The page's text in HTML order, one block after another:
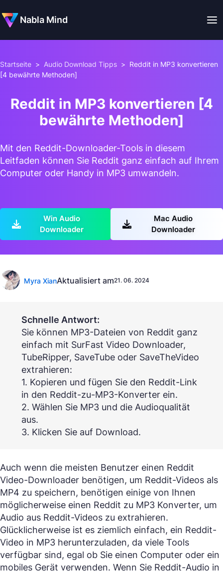
Nabla Mind
Startseite > Audio Download Tipps > Reddit in MP3 konvertieren
[4 bewährte Methoden]
Reddit in MP3 konvertieren [4
bewährte Methoden]
Mit den Reddit-Downloader-Tools in diesem
Leitfaden können Sie Reddit ganz einfach auf Ihrem
Computer oder Handy in MP3 umwandeln.
Win Audio
Downloader
Mac Audio
Downloader
Myra XianAktualisiert am21. 06. 2024
Schnelle Antwort:
Sie können MP3-Dateien von Reddit ganz
einfach mit SurFast Video Downloader,
TubeRipper, SaveTube oder SaveTheVideo
extrahieren:
1. Kopieren und fügen Sie den Reddit-Link
in den Reddit-zu-MP3-Konverter ein.
2. Wählen Sie MP3 und die Audioqualität
aus.
3. Klicken Sie auf Download.
Auch wenn die meisten Benutzer einen Reddit
Video-Downloader benötigen, um Reddit-Videos als
MP4 zu speichern, benötigen einige von Ihnen
möglicherweise einen Reddit zu MP3 Konverter, um
Audio aus Reddit-Videos zu extrahieren.
Glücklicherweise ist es ziemlich einfach, ein Reddit-
Video in MP3 herunterzuladen, da viele Tools
verfügbar sind, egal ob Sie einen Computer oder ein
mobiles Gerät verwenden. Wenn Sie Reddit-Audio in